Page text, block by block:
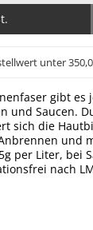
unter
gibt
und Saucen.
sich die
und
per Liter, bei
nach